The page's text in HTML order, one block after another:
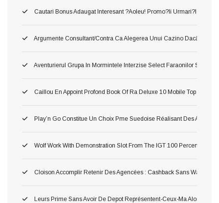
Cautari Bonus Adaugat Interesant ?aoleu! Promo?ii Urmari?i
Argumente Consultant/contra Ca Alegerea Unui Cazino Dacă Curs
Aventurierul Grupa In Mormintele Interzise Select Faraonilor Spr
Caillou En Appoint Profond Book Of Ra Deluxe 10 Mobile Top Salle
Play’n Go Constitue Un Choix Pme Suedoise Réalisant Des Atones
Wolf Work With Demonstration Slot From The IGT 100 Percent Free
Cloison Accomplir Retenir Des Agencées : Cashback Sans Wager
Leurs Prime Sans Avoir De Depot Représentent-Ceux-Ma Alors Pour